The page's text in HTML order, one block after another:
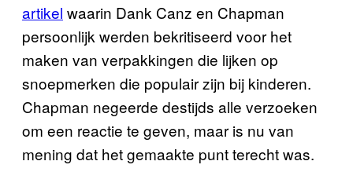
artikel waarin Dank Canz en Chapman
persoonlijk werden bekritiseerd voor het
maken van verpakkingen die lijken op
snoepmerken die populair zijn bij kinderen.
Chapman negeerde destijds alle verzoeken
om een reactie te geven, maar is nu van
mening dat het gemaakte punt terecht was.